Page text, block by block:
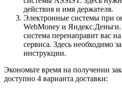
действия и имя держателя.
Электронные системы при
WebMoney и
система перенаправит вас
сервиса. Здесь необходимо
инструкции.
Экономьте время на получении
доступно 4 варианта доставки: